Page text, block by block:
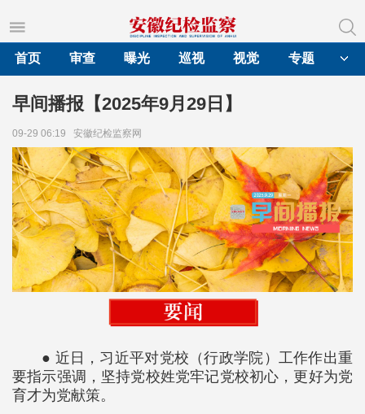
首页
审查 曝光 巡视 视觉 专题
早间播报【2025年9月29日】
09-29 06:19 安徽纪检监察网
● 近日，习近平对党校（行政学院）工作作出重
要指示强调，坚持党校姓党牢记党校初心，更好为党
育才为党献策。